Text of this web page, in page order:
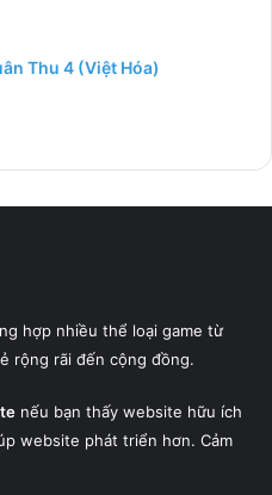
Thu 4 (Việt Hóa)
hợp nhiều thể loại game từ
rộng rãi đến cộng đồng.
nếu bạn thấy website hữu ích
website phát triển hơn. Cảm